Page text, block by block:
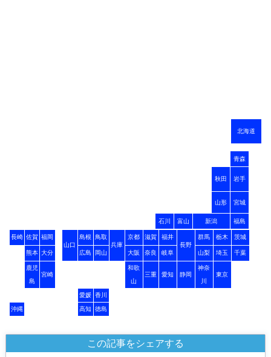
北海道
青森
秋田 岩手
山形 宮城
石川 富山 新潟 福島
長崎 佐賀 福岡
山口
島根
鳥取
兵庫
京都 滋賀
福井
長野
群馬 栃木 茨城
熊本 大分 広島 岡山 大阪 奈良 岐阜 山梨 埼玉 千葉
鹿児
島
宮崎
和歌
山
三重 愛知 静岡
神奈
川
東京
愛媛 香川
沖縄 高知 徳島
この記事をシェアする